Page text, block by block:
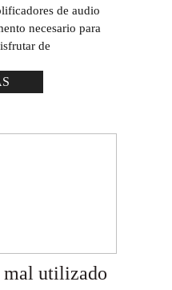
de audio
necesario para
de
utilizado